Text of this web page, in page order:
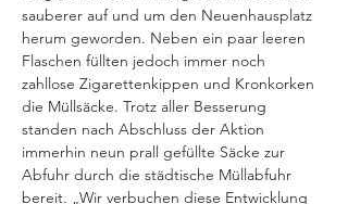
sauberer auf und um den Neuenhausplatz
herum geworden. Neben ein paar leeren
Flaschen füllten jedoch immer noch
zahllose Zigarettenkippen und Kronkorken
die Müllsäcke. Trotz aller Besserung
standen nach Abschluss der Aktion
immerhin neun prall gefüllte Säcke zur
Abfuhr durch die städtische Müllabfuhr
bereit. „Wir verbuchen diese Entwicklung